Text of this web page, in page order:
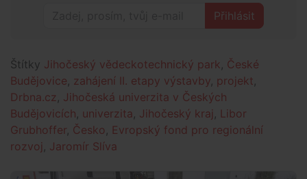
Přihlásit
Štítky Jihočeský vědeckotechnický park, České
Budějovice, zahájení II. etapy výstavby, projekt,
Drbna.cz, Jihočeská univerzita v Českých
Budějovicích, univerzita, Jihočeský kraj , Libor
Grubhoffer, Česko , Evropský fond pro regionální
rozvoj , Jaromír Slíva